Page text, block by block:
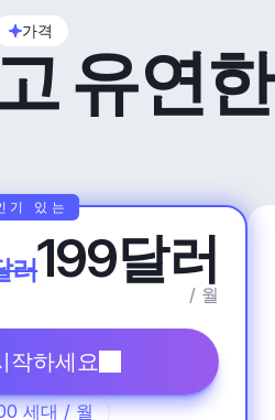
가격
유연한
러199달러
/ 월
작하세요
세대 / 월
기 있는